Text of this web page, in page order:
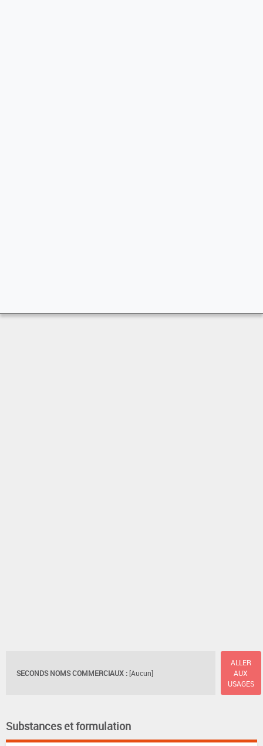
SECONDS NOMS COMMERCIAUX : [Aucun]
ALLER
AUX
USAGES
Substances et formulation